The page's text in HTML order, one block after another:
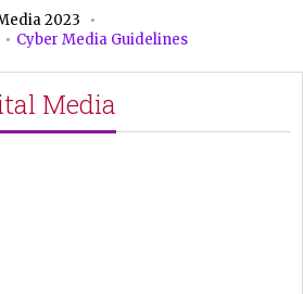
2023
Cyber Media Guidelines
Media